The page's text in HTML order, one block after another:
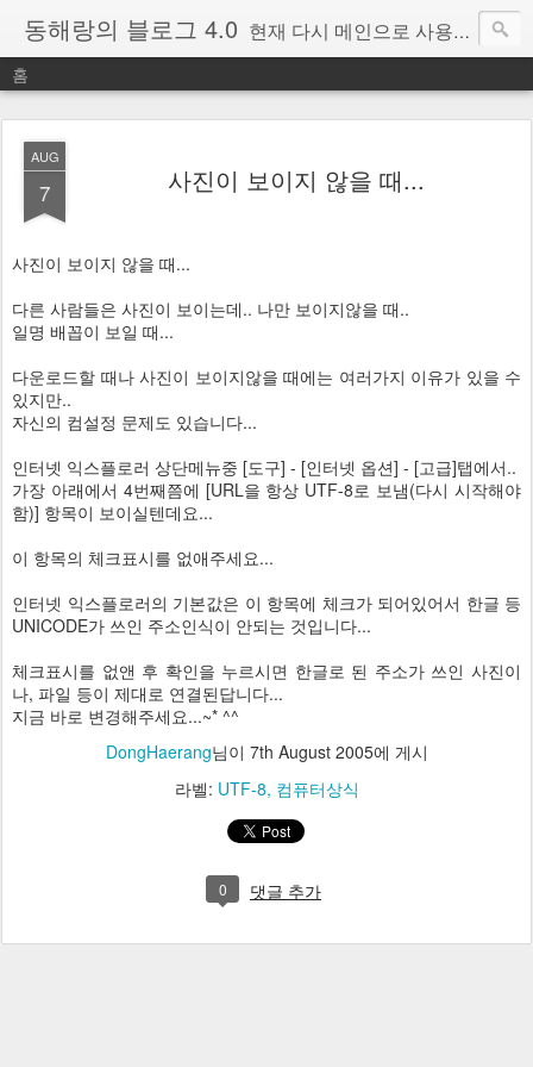
동해랑의 블로그 4.0 현재 다시 메인으로 사용중인 블로그.
홈
AUG
7 사진이 보이지 않을 때...
사진이 보이지 않을 때...
다른 사람들은 사진이 보이는데.. 나만 보이지않을 때..
일명 배꼽이 보일 때...
다운로드할 때나 사진이 보이지않을 때에는 여러가지 이유가 있을 수
있지만..
자신의 컴설정 문제도 있습니다...
인터넷 익스플로러 상단메뉴중 [도구] - [인터넷 옵션] - [고급]탭에서..
가장 아래에서 4번째쯤에 [URL을 항상 UTF-8로 보냄(다시 시작해야
함)] 항목이 보이실텐데요...
이 항목의 체크표시를 없애주세요...
인터넷 익스플로러의 기본값은 이 항목에 체크가 되어있어서 한글 등
UNICODE가 쓰인 주소인식이 안되는 것입니다...
체크표시를 없앤 후 확인을 누르시면 한글로 된 주소가 쓰인 사진이
나, 파일 등이 제대로 연결된답니다...
지금 바로 변경해주세요...~* ^^
DongHaerang님이 7th August 2005에 게시
라벨: UTF-8 컴퓨터상식
0 댓글 추가